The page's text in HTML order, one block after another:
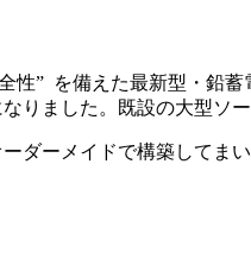
性” を備えた最新型・鉛
りました。既設の大型ソ
ダーメイドで構築して